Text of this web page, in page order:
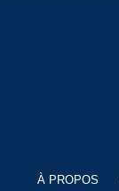
À PROPOS